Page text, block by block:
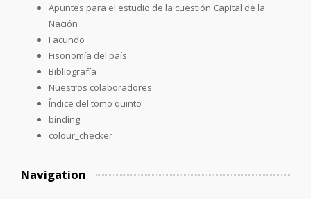
Apuntes para el estudio de la cuestión Capital de la
Nación
Facundo
Fisonomía del país
Bibliografía
Nuestros colaboradores
Índice del tomo quinto
binding
colour_checker
Navigation